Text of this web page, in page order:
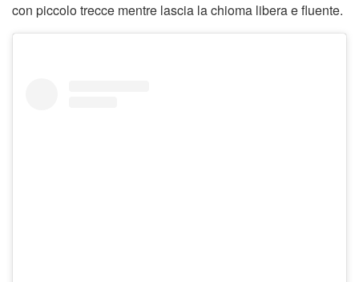
con piccolo trecce mentre lascia la chioma libera e fluente.